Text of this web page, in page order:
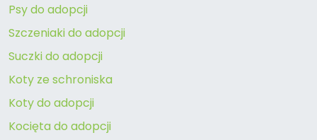
Psy do adopcji
Szczeniaki do adopcji
Suczki do adopcji
Koty ze schroniska
Koty do adopcji
Kocięta do adopcji